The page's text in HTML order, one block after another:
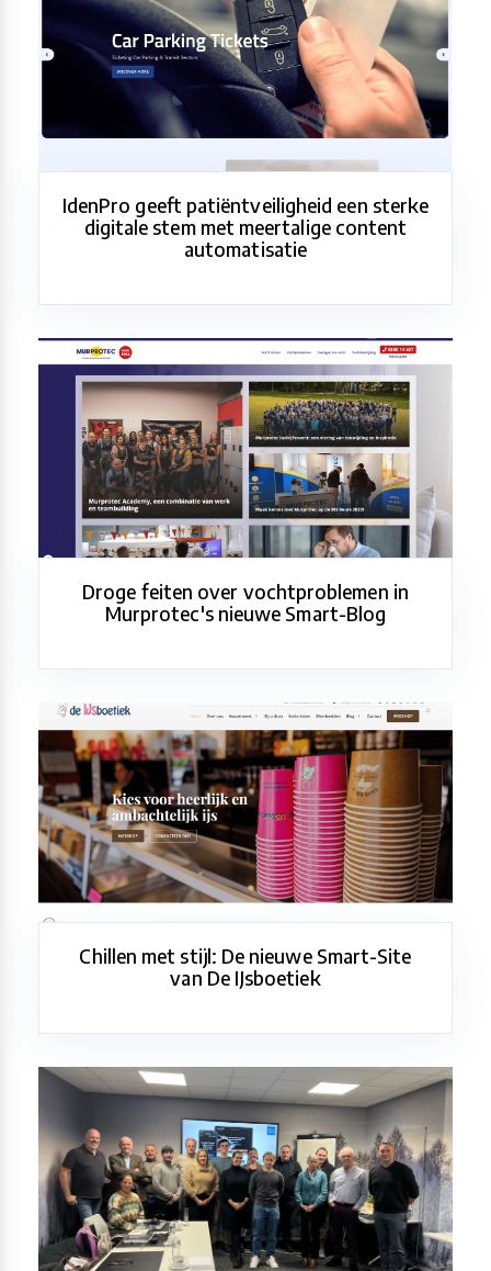
IdenPro geeft patiëntveiligheid een sterke
digitale stem met meertalige content
automatisatie
Droge feiten over vochtproblemen in
Murprotec's nieuwe Smart-Blog
Chillen met stijl: De nieuwe Smart-Site
van De IJsboetiek